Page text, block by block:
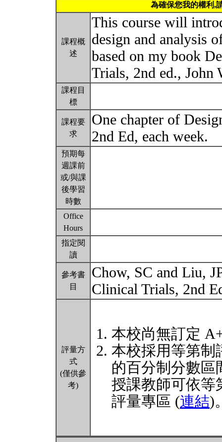
為確保您我的權利,
課程概
述
This course will
design and analysis
based on my book
Trials, 2nd ed., John
課程目
標
課程要
求
One chapter of
2nd Ed, each week.
預期每
週課前
或/與課
後學習
時數
Office
Hours
指定閱
讀
參考書
目
Chow, SC and Liu,
Clinical Trials, 2nd
評量方
式
(僅供參
考)
本校尚無訂定
本校採用等第制
的百分制分數區
授課教師可依等
評量專區 (連結)